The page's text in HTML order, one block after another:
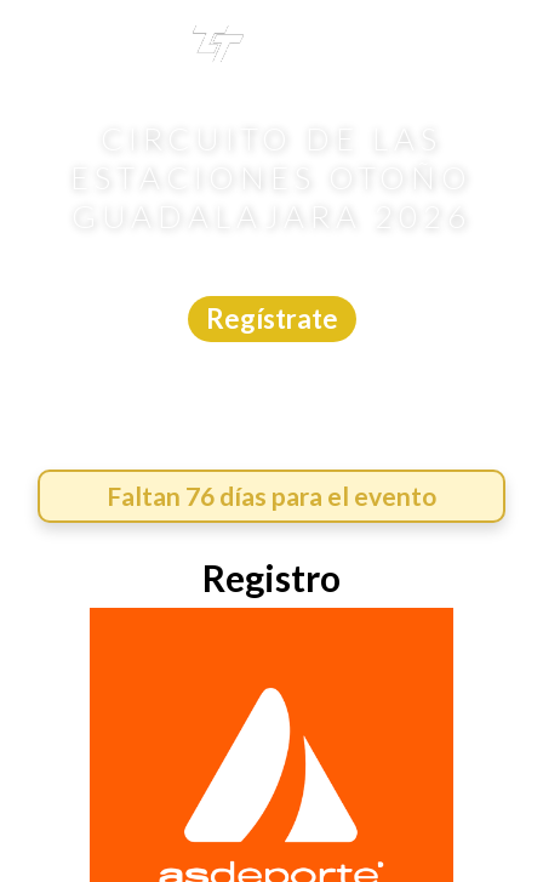
CIRCUITO DE LAS
GUADALAJARA 2026
Regístrate
Faltan 76 días para el evento
Registro